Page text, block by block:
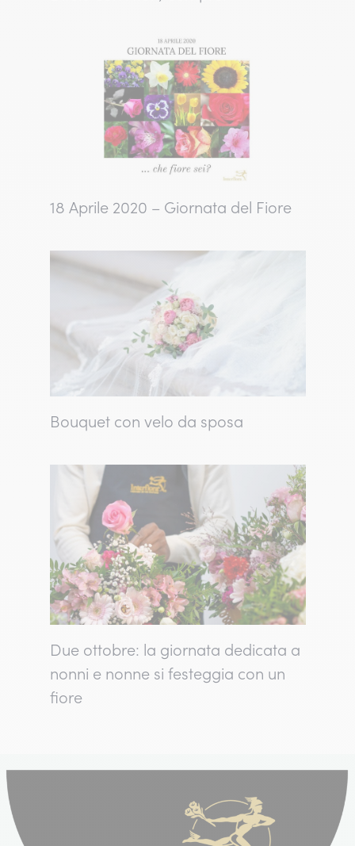
18 Aprile 2020 – Giornata del Fiore
Bouquet con velo da sposa
Due ottobre: la giornata dedicata a
nonni e nonne si festeggia con un
fiore